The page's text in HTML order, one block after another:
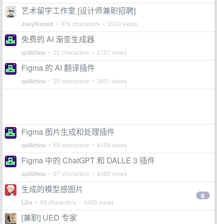
艺术留学工作室 [设计师兼职招聘]
JoeyKonad • 376 characters • 3930 views
免费的 AI 渐变生成器
quillzhou • 22 characters • 3707 views
Figma 的 AI 翻译插件
quillzhou • 30 characters • 3801 views
Figma 图片生成和处理插件
quillzhou • 69 characters • 4158 views
Figma 中的 ChatGPT 和 DALLE 3 插件
quillzhou • 67 characters • 4082 views
生成的模型感图片
LDa • 88 characters • 4463 views
6
[兼职] UED 专家